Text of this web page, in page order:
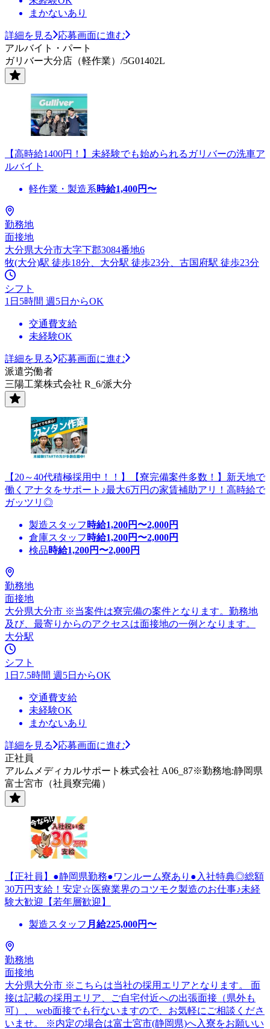
まかないあり
詳細を見る
応募画面に進む
アルバイト・パート
ガリバー大分店（軽作業）/5G01402L
【高時給1400円！】未経験でも始められるガリバーの洗車ア
ルバイト
軽作業・製造系時給1,400円〜
勤務地
面接地
大分県大分市大字下郡3084番地6
牧(大分)駅 徒歩18分、大分駅 徒歩23分、古国府駅 徒歩23分
シフト
1日5時間 週5日からOK
交通費支給
未経験OK
詳細を見る
応募画面に進む
派遣労働者
三陽工業株式会社 R_6/派大分
【20～40代積極採用中！！】【寮完備案件多数！】新天地で
働くアナタをサポート♪最大6万円の家賃補助アリ！高時給で
ガッツリ◎
製造スタッフ 時給1,200円〜2,000円
倉庫スタッフ 時給1,200円〜2,000円
検品時給1,200円〜2,000円
勤務地
面接地
大分県大分市 ※当案件は寮完備の案件となります。勤務地
及び、最寄りからのアクセスは面接地の一例となります。
大分駅
シフト
1日7.5時間 週5日からOK
交通費支給
未経験OK
まかないあり
詳細を見る
応募画面に進む
正社員
アルムメディカルサポート株式会社 A06_87※勤務地:静岡県
富士宮市（社員寮完備）
【正社員】●静岡県勤務●ワンルーム寮あり●入社特典◎総額
30万円支給！安定☆医療業界のコツモク製造のお仕事♪未経
験大歓迎【若年層歓迎】
製造スタッフ 月給225,000円〜
勤務地
面接地
大分県大分市 ※こちらは当社の採用エリアとなります。 面
接は記載の採用エリア、ご自宅付近への出張面接（県外も
可）、 web面接でも行ないますので、お気軽にご相談くださ
いませ。 ※内定の場合は富士宮市(静岡県)へ入寮をお願いい